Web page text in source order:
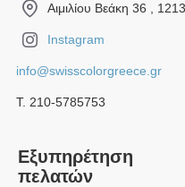
Αιμιλίου Βεάκη 36 ,
Instagram
info@swisscolorgreece.gr
Τ. 210-5785753
Εξυπηρέτηση
πελατών